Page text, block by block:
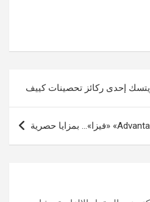
إحدى ركائز تحصينات كييف